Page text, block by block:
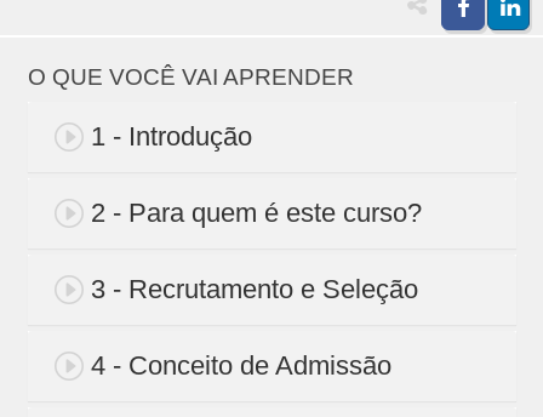
O QUE VOCÊ VAI APRENDER
1 - Introdução
2 - Para quem é este curso?
3 - Recrutamento e Seleção
4 - Conceito de Admissão